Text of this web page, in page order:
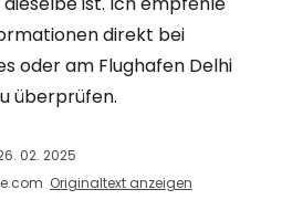
direkt bei
oder am Flughafen Delhi
überprüfen.
02. 2025
Originaltext anzeigen